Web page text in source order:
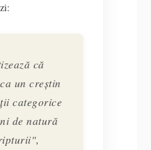
că
un creștin
categorice
de natură